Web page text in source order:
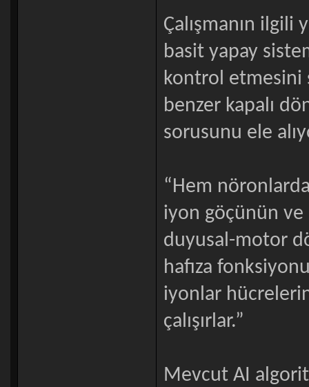
Çalışmanın ilgili
basit yapay
kontrol etmesini
benzer kapalı
sorusunu ele
“Hem
iyon göçünün ve
duyusal-motor
hafıza
iyonlar hücrelerin
çalışırlar.”
Mevcut AI